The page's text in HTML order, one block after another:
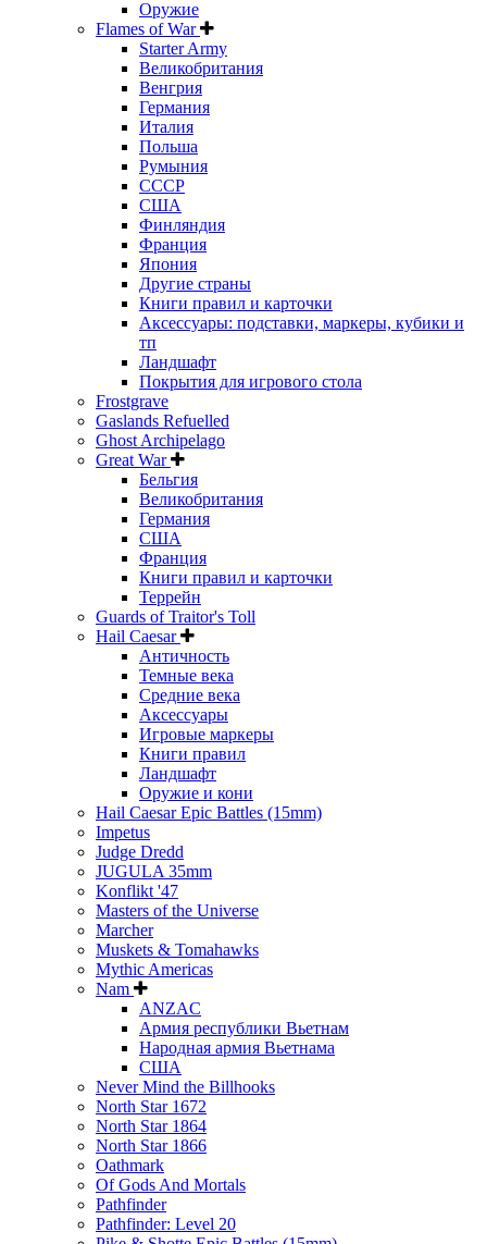
Оружие
Flames of War
Starter Army
Великобритания
Венгрия
Германия
Италия
Польша
Румыния
СССР
США
Финляндия
Франция
Япония
Другие страны
Книги правил и карточки
Аксессуары: подставки, маркеры, кубики и
тп
Ландшафт
Покрытия для игрового стола
Frostgrave
Gaslands Refuelled
Ghost Archipelago
Great War
Бельгия
Великобритания
Германия
США
Франция
Книги правил и карточки
Террейн
Guards of Traitor's Toll
Hail Caesar
Античность
Темные века
Средние века
Аксессуары
Игровые маркеры
Книги правил
Ландшафт
Оружие и кони
Hail Caesar Epic Battles (15mm)
Impetus
Judge Dredd
JUGULA 35mm
Konflikt '47
Masters of the Universe
Marcher
Muskets & Tomahawks
Mythic Americas
Nam
ANZAC
Армия республики Вьетнам
Народная армия Вьетнама
США
Never Mind the Billhooks
North Star 1672
North Star 1864
North Star 1866
Oathmark
Of Gods And Mortals
Pathfinder
Pathfinder: Level 20